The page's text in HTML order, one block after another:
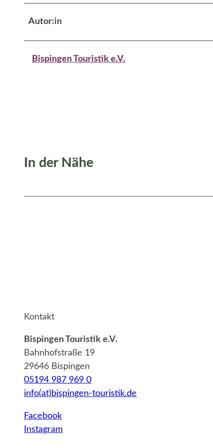
Autor:in
Bispingen Touristik e.V.
In der Nähe
Kontakt
Bispingen Touristik e.V.
Bahnhofstraße 19
29646 Bispingen
05194 987 969 0
info(at)bispingen-touristik.de
Facebook
Instagram